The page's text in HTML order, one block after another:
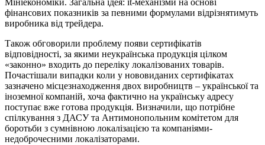
Мініекономіки. Загальна ідея: it-механізми на основі
фінансових показників за певними формулами відрізнятимуть
виробника від трейдера.
Також обговорили проблему появи сертифікатів
відповідності, за якими неукраїнська продукція цілком
«законно» входить до переліку локалізованих товарів.
Почастішали випадки коли у нововиданих сертифікатах
зазначено місцезнаходження двох виробництв – української та
іноземної компаній, хоча фактично на українську адресу
поступає вже готова продукція. Визначили, що потрібне
спілкування з ДАСУ та Антимонопольним комітетом для
боротьби з сумнівною локалізацією та компаніями-
недоброчесними локалізаторами.